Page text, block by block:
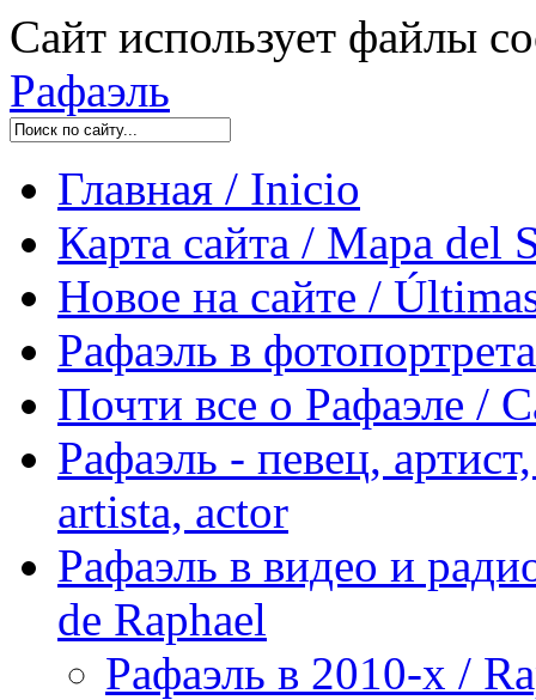
Сайт использует файлы
Рафаэль
Главная / Inicio
Карта сайта / Mapa del
Новое на сайте /
Рафаэль в
Почти все о Рафаэле /
Рафаэль - певец,
artista, actor
Рафаэль в видео и
de Raphael
Рафаэль в 2010-х /